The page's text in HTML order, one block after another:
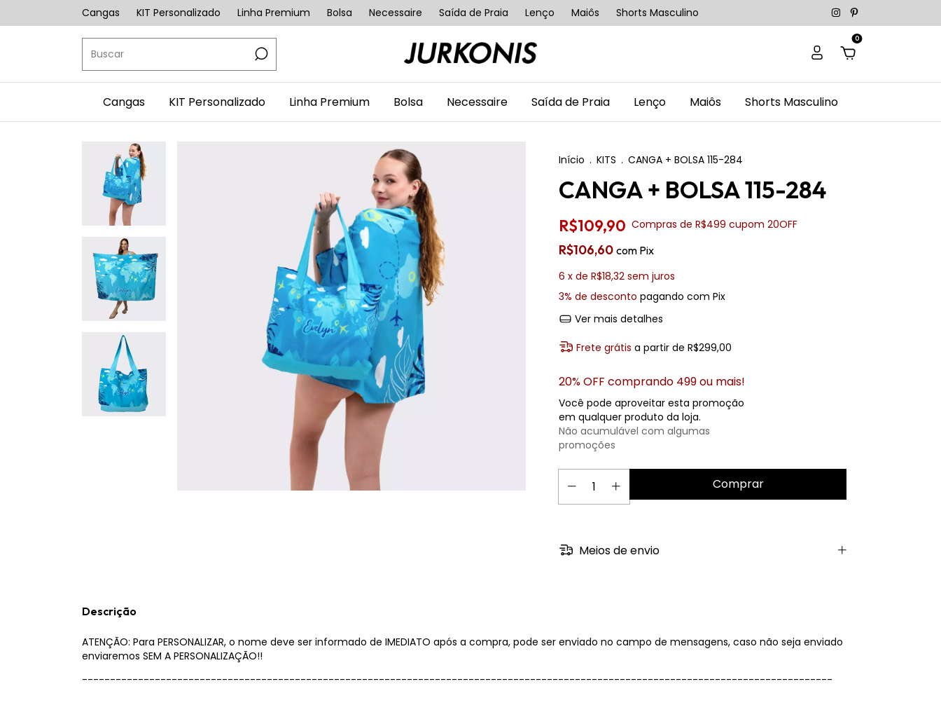
Cangas KIT Personalizado Linha Premium Bolsa Necessaire Saída de Praia Lenço Maiôs Shorts Masculino
0
Cangas KIT Personalizado Linha Premium Bolsa Necessaire Saída de Praia Lenço Maiôs Shorts Masculino
Início . KITS . CANGA + BOLSA 115-284
CANGA + BOLSA 115-284
R$109,90 Compras de R$499 cupom 20OFF
R$106,60 com Pix
6 x de R$18,32 sem juros
3% de desconto pagando com Pix
Ver mais detalhes
Frete grátis a partir deR$299,00
20% OFF comprando 499 ou mais!
Você pode aproveitar esta promoção
em qualquer produto da loja.
Não acumulável com algumas
promoções
Meios de envio
Descrição
ATENÇÃO: Para PERSONALIZAR, o nome deve ser informado de IMEDIATO após a compra, pode ser enviado no campo de mensagens, caso não seja enviado
enviaremos SEM A PERSONALIZAÇÃO!!
--------------------------------------------------------------------------------------------------------------------------------------